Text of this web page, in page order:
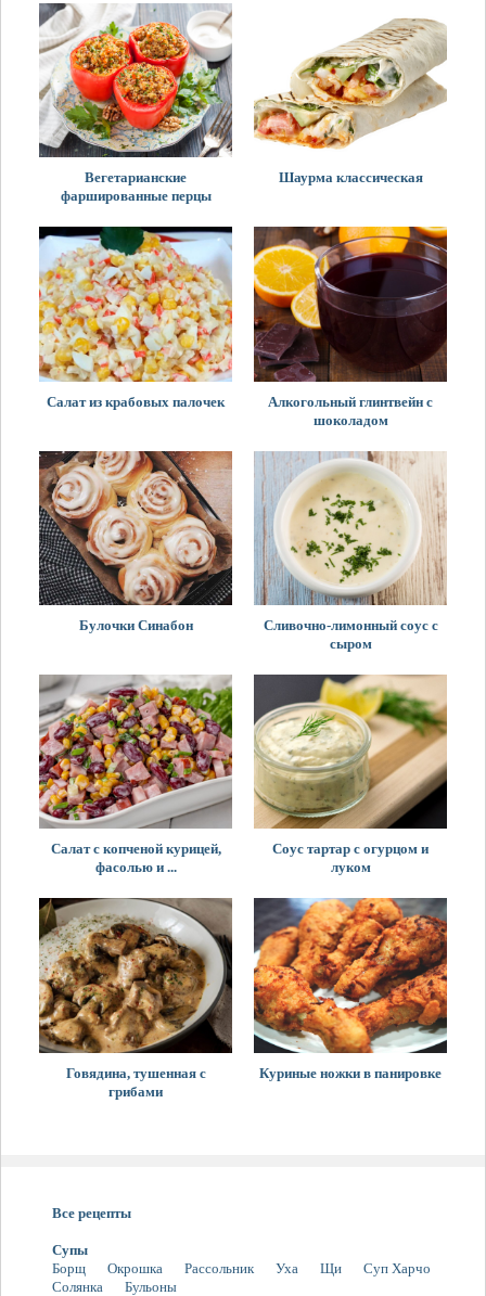
Вегетарианские
фаршированные перцы
Шаурма классическая
Салат из крабовых палочек
Алкогольный глинтвейн с
шоколадом
Булочки Синабон
Сливочно-лимонный соус с
сыром
Салат с копченой курицей,
фасолью и ...
Соус тартар с огурцом и
луком
Говядина, тушенная с
грибами
Куриные ножки в панировке
Все рецепты
Супы
Борщ
Окрошка Рассольник Уха Щи
Суп Харчо
Солянка
Бульоны